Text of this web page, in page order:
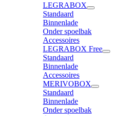
LEGRABOX
Standaard
Binnenlade
Onder spoelbak
Accessoires
LEGRABOX Free
Standaard
Binnenlade
Accessoires
MERIVOBOX
Standaard
Binnenlade
Onder spoelbak